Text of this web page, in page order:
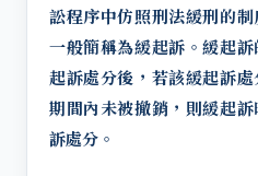
訟程序中仿照刑法緩刑的
一般簡稱為緩起訴。緩起
起訴處分後，若該緩起訴
期間內未被撤銷，則緩起
訴處分。